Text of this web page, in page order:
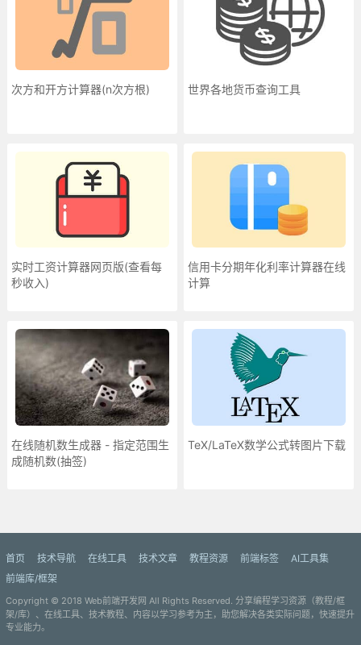
次方和开方计算器(n次方根) 世界各地货币查询工具
实时工资计算器网页版(查看每
秒收入)
信用卡分期年化利率计算器在线
计算
在线随机数生成器 - 指定范围生
成随机数(抽签)
TeX/LaTeX数学公式转图片下载
首页 技术导航 在线工具 技术文章 教程资源 前端标签
AI工具集
前端库/框架